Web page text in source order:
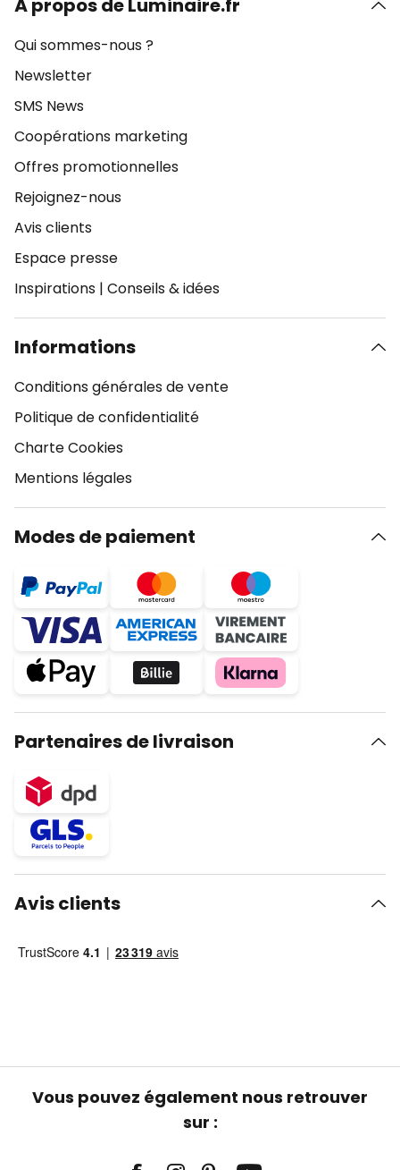
À propos de Luminaire.fr
Qui sommes-nous ?
Newsletter
SMS News
Coopérations marketing
Offres promotionnelles
Rejoignez-nous
Avis clients
Espace presse
Inspirations | Conseils & idées
Informations
Conditions générales de vente
Politique de confidentialité
Charte Cookies
Mentions légales
Modes de paiement
Partenaires de livraison
Avis clients
Vous pouvez également nous retrouver
sur :